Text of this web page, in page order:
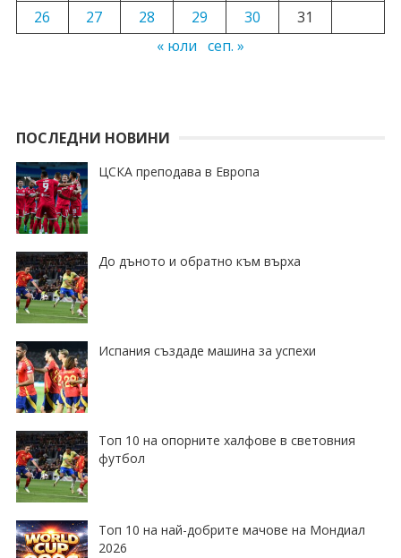
26
27 28 29 30
31
« юли сеп. »
ПОСЛЕДНИ НОВИНИ
ЦСКА преподава в Европа
До дъното и обратно към върха
Испания създаде машина за успехи
Топ 10 на опорните халфове в световния
футбол
Топ 10 на най-добрите мачове на Мондиал
2026